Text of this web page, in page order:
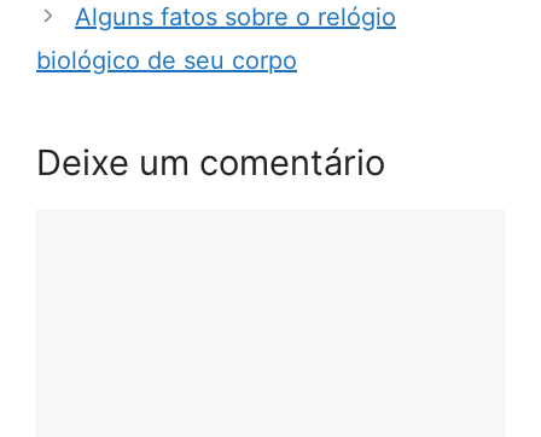
Alguns fatos sobre o relógio
biológico de seu corpo
Deixe um comentário